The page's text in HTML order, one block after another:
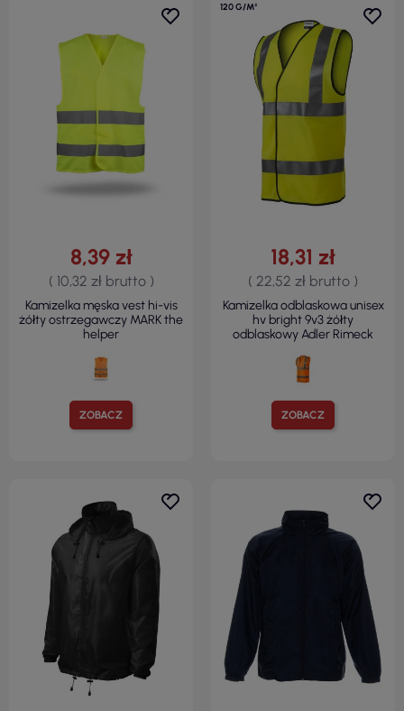
ZOBACZ
8,39 zł
( 10,32 zł brutto )
Kamizelka męska vest hi-vis
żółty ostrzegawczy MARK the
helper
120 G/M²
ZOBACZ
18,31 zł
( 22,52 zł brutto )
Kamizelka odblaskowa unisex
hv bright 9v3 żółty
odblaskowy Adler Rimeck